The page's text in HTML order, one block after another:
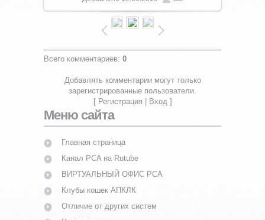
Всего комментариев: 0
Добавлять комментарии могут только
зарегистрированные пользователи.
[ Регистрация Вход]
Меню сайта
Главная страница
Канал PCA на Rutube
ВИРТУАЛЬНЫЙ ОФИС PCA
Клубы кошек АПКЛК
Отличие от других систем